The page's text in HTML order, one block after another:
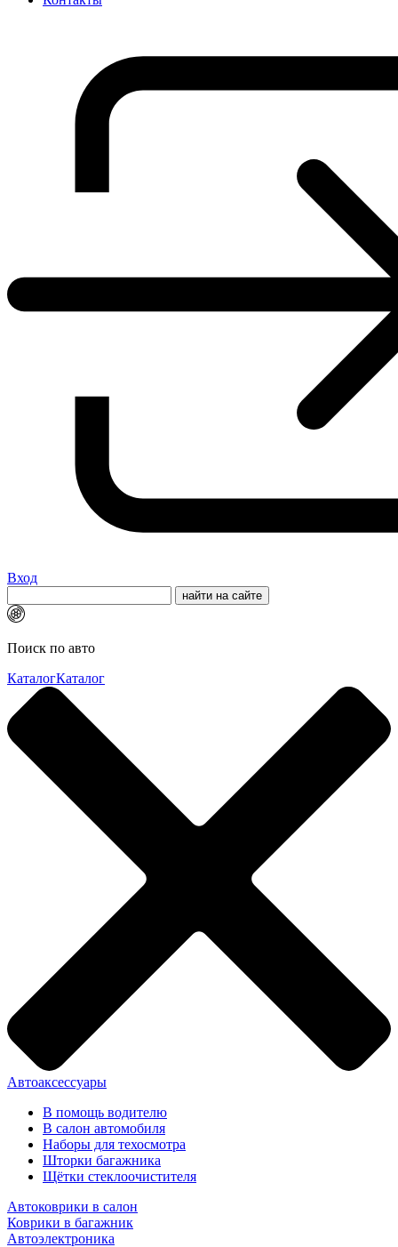
Вход
Поиск по авто
КаталогКаталог
Автоаксессуары
В помощь водителю
В салон автомобиля
Наборы для техосмотра
Шторки багажника
Щётки стеклоочистителя
Автоковрики в салон
Коврики в багажник
Автоэлектроника